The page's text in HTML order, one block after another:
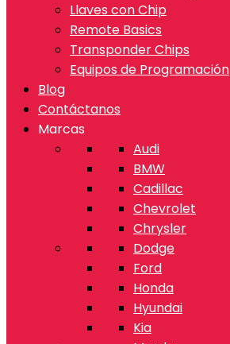
Llaves con Chip
Remote Basics
Transponder Chips
Equipos de Programación
Blog
Contáctanos
Marcas
Audi
BMW
Cadillac
Chevrolet
Chrysler
Dodge
Ford
Honda
Hyundai
Kia